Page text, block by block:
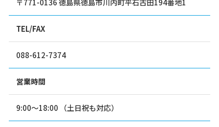
〒771-0136 徳島県徳島市川内町平石古田194番地1
TEL/FAX
088-612-7374
営業時間
9:00〜18:00 （土日祝も対応）